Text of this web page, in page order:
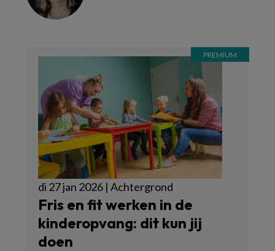
di 27 jan 2026 | Achtergrond
Fris en fit werken in de
kinderopvang: dit kun jij
doen